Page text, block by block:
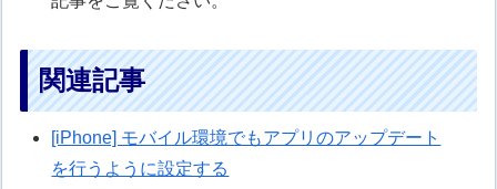
関連記事
[iPhone] モバイル環境でもアプリのアップデート
を行うように設定する